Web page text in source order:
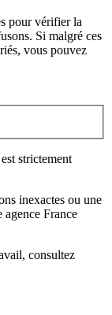
pour vérifier la
Si malgré ces
vous pouvez
strictement
inexactes ou une
agence France
, consultez